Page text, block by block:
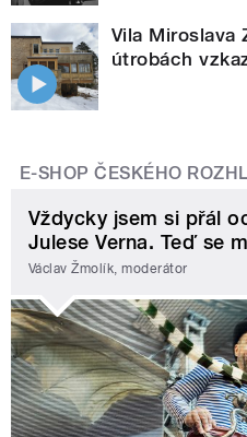
Vila Miroslava
útrobách
E-SHOP ČESKÉHO
Vždycky jsem si přál
Julese Verna. Teď se
Václav Žmolík, moderátor